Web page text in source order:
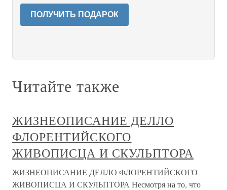
ПОЛУЧИТЬ ПОДАРОК
Читайте также
ЖИЗНЕОПИСАНИЕ ДЕЛЛО
ФЛОРЕНТИЙСКОГО
ЖИВОПИСЦА И СКУЛЬПТОРА
ЖИЗНЕОПИСАНИЕ ДЕЛЛО ФЛОРЕНТИЙСКОГО
ЖИВОПИСЦА И СКУЛЬПТОРА Несмотря на то, что